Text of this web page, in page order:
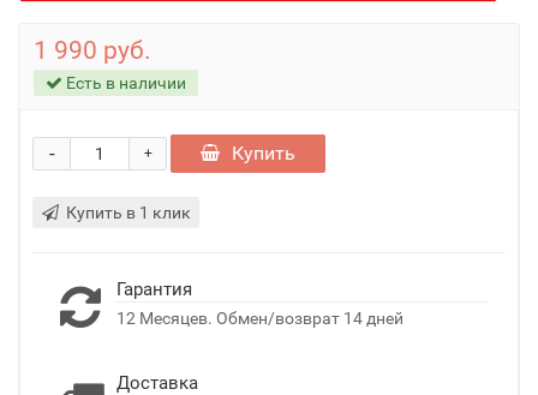
1 990 руб.
Есть в наличии
+
- Купить
Купить в 1 клик
Гарантия
12 Месяцев. Обмен/возврат 14 дней
Доставка